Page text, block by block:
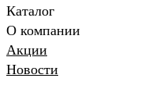
Каталог
О компании
Акции
Новости